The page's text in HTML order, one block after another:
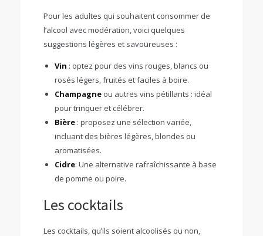
Pour les adultes qui souhaitent consommer de
l’alcool avec modération, voici quelques
suggestions légères et savoureuses :
Vin : optez pour des vins rouges, blancs ou
rosés légers, fruités et faciles à boire.
Champagne ou autres vins pétillants : idéal
pour trinquer et célébrer.
Bière : proposez une sélection variée,
incluant des bières légères, blondes ou
aromatisées.
Cidre: Une alternative rafraîchissante à base
de pomme ou poire.
Les cocktails
Les cocktails, qu’ils soient alcoolisés ou non,